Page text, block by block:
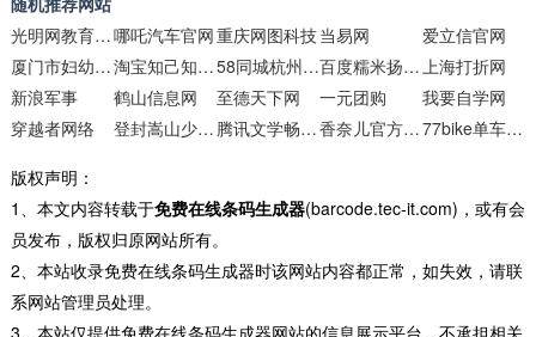
光明网教育频道哪吒汽车官网重庆网图科技当易网
爱立信官网
厦门市妇幼保健院
淘宝知己知彼官网 58同城杭州分类信息 百度糯米扬州团购上海打折网
新浪军事
鹤山信息网 至德天下网 一元团购
我要自学网
穿越者网络
登封嵩山少**术学校 腾讯文学畅销图书 香奈儿官方网站 77bike单车交流网
版权声明：
1、本文内容转载于免费在线条码生成器(barcode.tec-it.com)，或有会
员发布，版权归原网站所有。
2、本站收录免费在线条码生成器时该网站内容都正常，如失效，请联
系网站管理员处理。